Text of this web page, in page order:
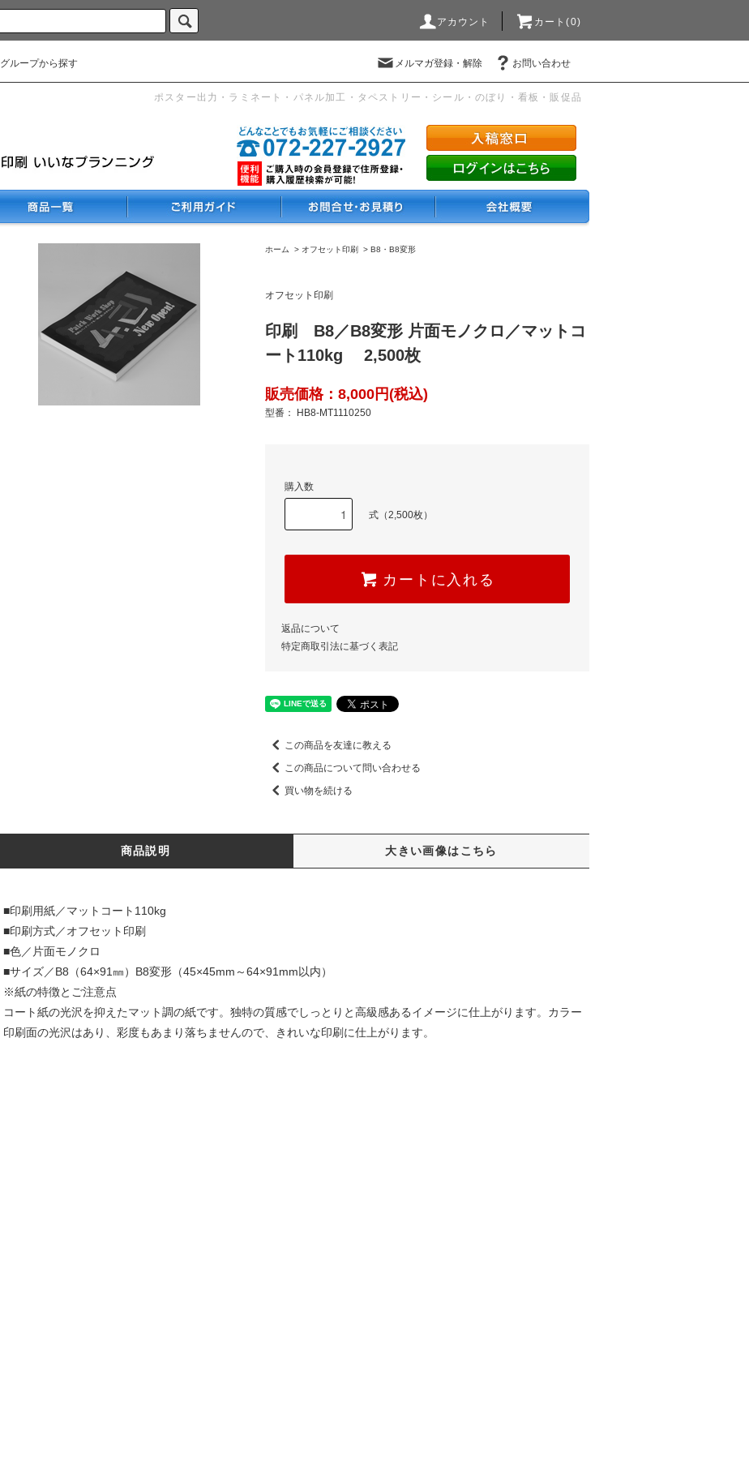
アカウント カート(0)
グループから探す メルマガ登録・解除 お問い合わせ
ポスター出力・ラミネート・パネル加工・タペストリー・シール・のぼり・看板・販促品
ホーム > オフセット印刷 > B8・B8変形
オフセット印刷
印刷 B8／B8変形 片面モノクロ／マットコ
ート110kg 2,500枚
販売価格：8,000円(税込)
型番： HB8-MT1110250
購入数
式（2,500枚）
カートに入れる
返品について
特定商取引法に基づく表記
この商品を友達に教える
この商品について問い合わせる
買い物を続ける
商品説明 大きい画像はこちら
■印刷用紙／マットコート110kg
■印刷方式／オフセット印刷
■色／片面モノクロ
■サイズ／B8（64×91㎜）B8変形（45×45mm～64×91mm以内）
※紙の特徴とご注意点
コート紙の光沢を抑えたマット調の紙です。独特の質感でしっとりと高級感あるイメージに仕上がります。カラー
印刷面の光沢はあり、彩度もあまり落ちませんので、きれいな印刷に仕上がります。